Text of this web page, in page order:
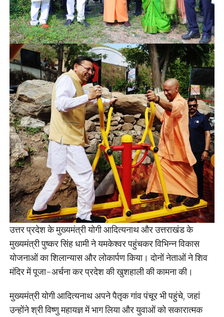
उत्तर प्रदेश के मुख्यमंत्री योगी आदित्यनाथ और उत्तराखंड के
मुख्यमंत्री पुष्कर सिंह धामी ने यमकेश्वर पहुंचकर विभिन्न विकास
योजनाओं का शिलान्यास और लोकार्पण किया। दोनों नेताओं ने शिव
मंदिर में पूजा-अर्चना कर प्रदेश की खुशहाली की कामना की।
मुख्यमंत्री योगी आदित्यनाथ अपने पैतृक गांव पंचूर भी पहुंचे, जहां
उन्होंने श्री विष्णु महायज्ञ में भाग लिया और युवाओं को सकारात्मक